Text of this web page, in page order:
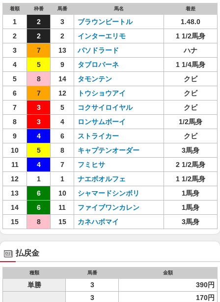
着順 枠番 馬番 馬名 着差
1 2 3 ブラウンビートル
1.48.0
2
2 2 インターエリモ
1 1/2馬身
3
7 13 パソドラード
ハナ
4
5 9 タブロバーネ
1 1/4馬身
5
8 14 タモンテン
クビ
6
7 12 トウショウアイ
クビ
7
3 5 コクサイロイヤル
クビ
8
3 4 ロンサムボーイ
1/2馬身
9
4 6 ストライカー
クビ
10
5 8 キャプテンオーダー
3馬身
11
4 7 フミヒサ
2 1/2馬身
12
1 1 ナエボオルフェ
1 1/2馬身
13
6 10 シャマードシンボリ
1馬身
14
6 11 ファイブワンカレン
1馬身
15
8 15 カネハボマイ 3馬身
払戻金
種類 馬番 金額
単勝 3 390円
3
170円